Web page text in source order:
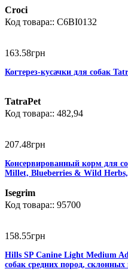
Croci
C6BI0132
163.58грн
Когтерез-кусачки для собак
TatraPet
482,94
207.48грн
Консервированный корм для
Millet, Blueberries & Wild Herbs,
Isegrim
95700
158.55грн
Hills SP Canine Light Medium
собак средних пород,